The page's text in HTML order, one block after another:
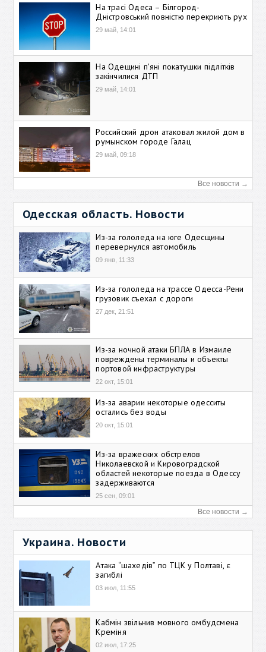
На трасі Одеса – Білгород-
Дністровський повністю перекриють рух
29 май, 14:01
На Одещині п'яні покатушки підлітків
закінчилися ДТП
29 май, 14:01
Российский дрон атаковал жилой дом в
румынском городе Галац
29 май, 09:18
Все новости →
Одесская область. Новости
Из-за гололеда на юге Одесщины
перевернулся автомобиль
09 янв, 11:33
Из-за гололеда на трассе Одесса-Рени
грузовик съехал с дороги
27 дек, 21:51
Из-за ночной атаки БПЛА в Измаиле
повреждены терминалы и объекты
портовой инфраструктуры
22 окт, 15:01
Из-за аварии некоторые одесситы
остались без воды
20 окт, 15:01
Из-за вражеских обстрелов
Николаевской и Кировоградской
областей некоторые поезда в Одессу
задерживаются
25 сен, 09:01
Все новости →
Украина. Новости
Атака “шахедів” по ТЦК у Полтаві, є
загиблі
03 июл, 11:55
Кабмін звільнив мовного омбудсмена
Креміня
02 июл, 17:25